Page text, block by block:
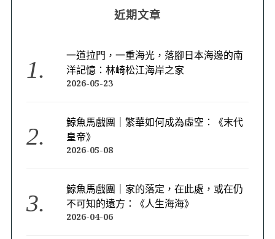
近期文章
一道拉門，一重海光，落腳日本海邊的南
洋記憶：林崎松江海岸之家
2026-05-23
鯨魚馬戲團｜繁華如何成為虛空：《末代
皇帝》
2026-05-08
鯨魚馬戲團｜家的落定，在此處，或在仍
不可知的遠方：《人生海海》
2026-04-06